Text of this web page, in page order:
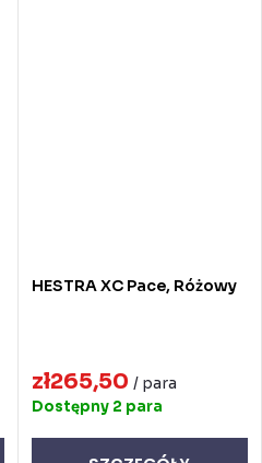
HESTRA XC Pace, Różowy
zł265,50 / para
Dostępny 2 para